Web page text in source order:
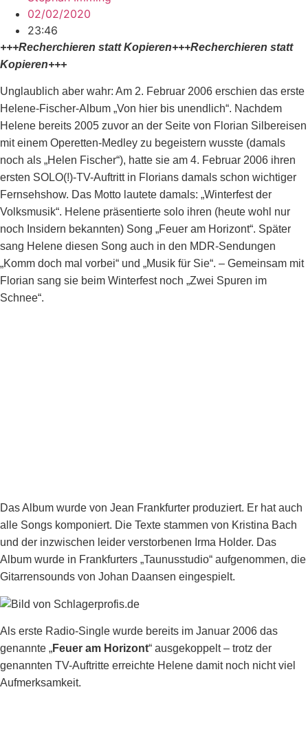
02/02/2020
23:46
+++Recherchieren statt Kopieren+++Recherchieren statt
Kopieren+++
Unglaublich aber wahr: Am 2. Februar 2006 erschien das erste
Helene-Fischer-Album „Von hier bis unendlich“. Nachdem
Helene bereits 2005 zuvor an der Seite von Florian Silbereisen
mit einem Operetten-Medley zu begeistern wusste (damals
noch als „Helen Fischer“), hatte sie am 4. Februar 2006 ihren
ersten SOLO(!)-TV-Auftritt in Florians damals schon wichtiger
Fernsehshow. Das Motto lautete damals: „Winterfest der
Volksmusik“. Helene präsentierte solo ihren (heute wohl nur
noch Insidern bekannten) Song „Feuer am Horizont“. Später
sang Helene diesen Song auch in den MDR-Sendungen
„Komm doch mal vorbei“ und „Musik für Sie“. – Gemeinsam mit
Florian sang sie beim Winterfest noch „Zwei Spuren im
Schnee“.
Das Album wurde von Jean Frankfurter produziert. Er hat auch
alle Songs komponiert. Die Texte stammen von Kristina Bach
und der inzwischen leider verstorbenen Irma Holder. Das
Album wurde in Frankfurters „Taunusstudio“ aufgenommen, die
Gitarrensounds von Johan Daansen eingespielt.
Als erste Radio-Single wurde bereits im Januar 2006 das
genannte „Feuer am Horizont“ ausgekoppelt – trotz der
genannten TV-Auftritte erreichte Helene damit noch nicht viel
Aufmerksamkeit.